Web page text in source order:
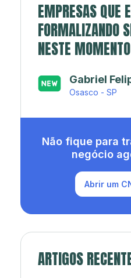
EMPRESAS QUE
FORMALIZANDO
NESTE MOMENTO
Japa’s açaí
Rio de Janeiro -
Não fique para
negócio
Abrir um
ARTIGOS